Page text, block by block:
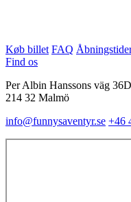
Køb billet FAQ
Find os
Per Albin Hanssons väg 36D
214 32 Malmö
info@funnysaventyr.se +46